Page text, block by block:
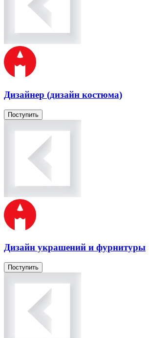
Дизайнер (дизайн костюма)
Поступить
Дизайн украшений и фурнитуры
Поступить